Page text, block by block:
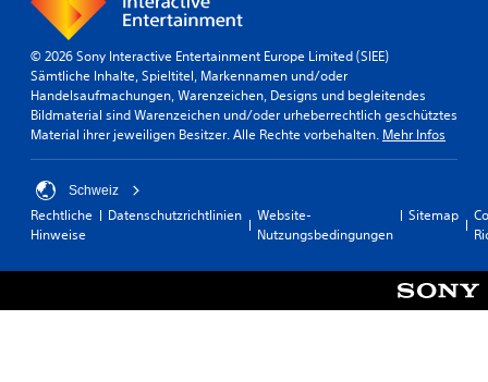
© 2026 Sony Interactive Entertainment Europe Limited (SIEE)
Sämtliche Inhalte, Spieltitel, Markennamen und/oder
Handelsaufmachungen, Warenzeichen, Designs und begleitendes
Bildmaterial sind Warenzeichen und/oder urheberrechtlich geschütztes
Material ihrer jeweiligen Besitzer. Alle Rechte vorbehalten. Mehr Infos
Schweiz
Rechtliche
Hinweise
Datenschutzrichtlinien
Website-
Nutzungsbedingungen
Sitemap